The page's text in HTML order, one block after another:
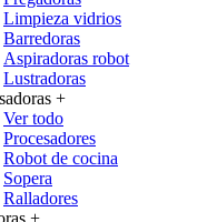
Limpieza vidrios
Barredoras
Aspiradoras robot
Lustradoras
+
Ver todo
Procesadores
Robot de cocina
Sopera
Ralladores
+